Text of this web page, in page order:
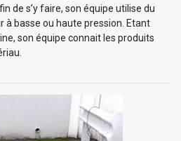
de s’y faire, son équipe utilise du
à basse ou haute pression. Etant
son équipe connait les produits